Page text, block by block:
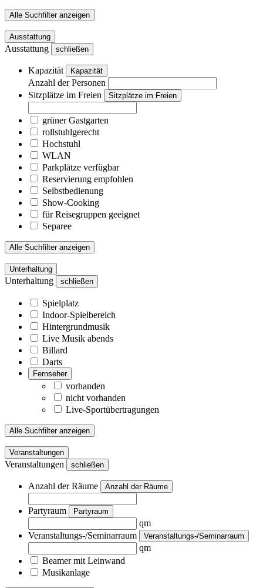
Alle Suchfilter anzeigen
Ausstattung
Ausstattung schließen
Kapazität Kapazität
Anzahl der Personen
Sitzplätze im Freien
Sitzplätze im Freien
grüner Gastgarten
rollstuhlgerecht
Hochstuhl
WLAN
Parkplätze verfügbar
Reservierung empfohlen
Selbstbedienung
Show-Cooking
für Reisegruppen geeignet
Separee
Alle Suchfilter anzeigen
Unterhaltung
Unterhaltung schließen
Spielplatz
Indoor-Spielbereich
Hintergrundmusik
Live Musik abends
Billard
Darts
Fernseher
vorhanden
nicht vorhanden
Live-Sportübertragungen
Alle Suchfilter anzeigen
Veranstaltungen
Veranstaltungen schließen
Anzahl der Räume Anzahl der Räume
Partyraum Partyraum
qm
Veranstaltungs-/Seminarraum
Veranstaltungs-/Seminarraum
qm
Beamer mit Leinwand
Musikanlage